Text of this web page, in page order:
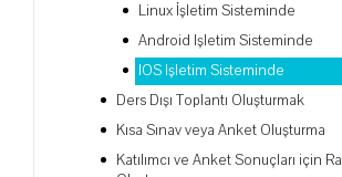
Linux İşletim Sisteminde
Android Işletim Sisteminde
IOS Işletim Sisteminde
Ders Dışı Toplantı Oluşturmak
Kısa Sınav veya Anket Oluşturma
Katılımcı ve Anket Sonuçları için